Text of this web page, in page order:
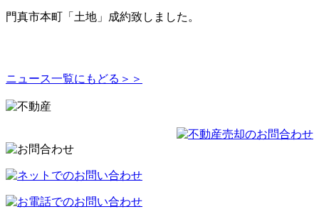
門真市本町「土地」成約致しました。
ニュース一覧にもどる＞＞